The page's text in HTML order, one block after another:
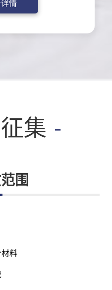
情
集
围
料